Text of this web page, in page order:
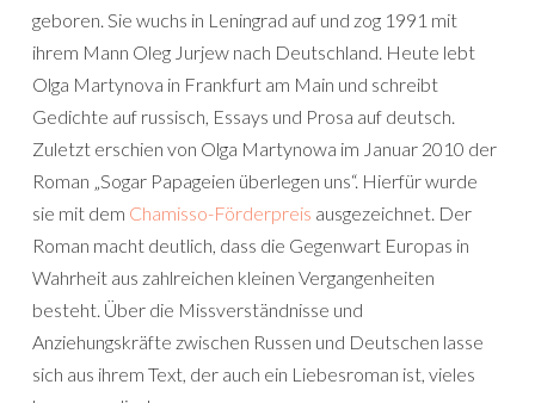
geboren. Sie wuchs in Leningrad auf und zog 1991 mit
ihrem Mann Oleg Jurjew nach Deutschland. Heute lebt
Olga Martynova in Frankfurt am Main und schreibt
Gedichte auf russisch, Essays und Prosa auf deutsch.
Zuletzt erschien von Olga Martynowa im Januar 2010 der
Roman „Sogar Papageien überlegen uns“. Hierfür wurde
sie mit dem Chamisso-Förderpreis ausgezeichnet. Der
Roman macht deutlich, dass die Gegenwart Europas in
Wahrheit aus zahlreichen kleinen Vergangenheiten
besteht. Über die Missverständnisse und
Anziehungskräfte zwischen Russen und Deutschen lasse
sich aus ihrem Text, der auch ein Liebesroman ist, vieles